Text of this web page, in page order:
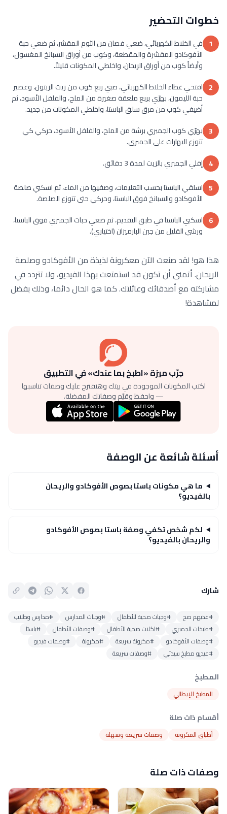
خطوات التحضير
1 في الخلاط الكهربائي، ضعي فصان من الثوم المقشر، ثم ضعي حبة
الأفوكادو المقشرة والمقطعة، وكوب من أوراق السبانخ المغسول،
وأيضاً كوب من أوراق الريحان، واخلطي المكونات قليلاً.
2 افتحي غطاء الخلاط الكهربائي، صبي ربع كوب من زيت الزيتون، وعصير
حبة الليمون، بهرّي بربع ملعقة صغيرة من الملح، والفلفل الأسود، ثم
أضيفي كوب من مرق سلق الباستا، واخلطي المكونات من جديد.
3 بهرّي كوب الجمبري برشة من الملح، والفلفل الأسود، حركي كي
تتوزع البهارات على الجمبري.
4 إقلي الجمبري بالزيت لمدة 3 دقائق.
5 اسلقي الباستا بحسب التعليمات، وصفيها من الماء، ثم اسكبي صلصة
الأفوكادو والسبانخ فوق الباستا، وحركي حتى تتوزع الصلصة.
6 اسكبي الباستا في طبق التقديم، ثم ضعي حبات الجمبري فوق الباستا،
ورشي القليل من جبن البارميزان (اختياري).
هذا هو! لقد صنعت الآن معكرونة لذيذة من الأفوكادو وصلصة
الريحان. أتمنى أن تكون قد استمتعت بهذا الفيديو، ولا تتردد في
مشاركته مع أصدقائك وعائلتك. كما هو الحال دائما، وذلك بفضل
لمشاهدة!
جرّب ميزة «اطبخ بما عندك» في التطبيق
اكتب المكونات الموجودة في بيتك وهنقترح عليك وصفات تناسبها
— واحفظ وقيّم وصفاتك المفضلة.
أسئلة شائعة عن الوصفة
ما هي مكونات باستا بصوص الأفوكادو والريحان
بالفيديو؟
لكم شخص تكفي وصفة باستا بصوص الأفوكادو
والريحان بالفيديو؟
شارك
#غذيهم صح #وجبات صحية للأطفال #وجبات المدارس
#مدارس وطلاب
#طبخات الجمبري
#اكلات صحية للأطفال #وصفات الأطفال
#باستا
#وصفات الأفوكادو
#مكرونة سريعة #مكرونة
#وصفات فيديو
#فيديو مطبخ سيدتي
#وصفات سريعة
المطبخ
المطبخ الإيطالي
أقسام ذات صلة
أطباق المكرونة وصفات سريعة وسهلة
وصفات ذات صلة